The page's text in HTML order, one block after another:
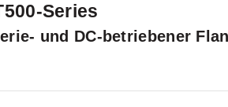
Series
und DC-betriebener